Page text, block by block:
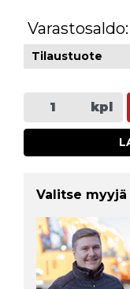
Varastosaldo:
Tilaustuote
kpl
Valitse myyjä